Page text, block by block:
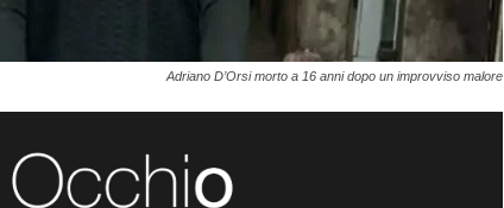
Adriano D’Orsi morto a 16 anni dopo un improvviso malore